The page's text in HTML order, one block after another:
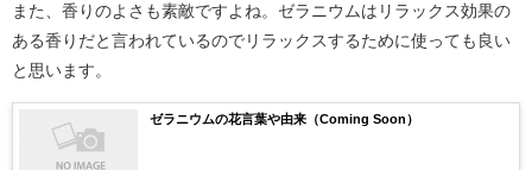
また、香りのよさも素敵ですよね。ゼラニウムはリラックス効果の
ある香りだと言われているのでリラックスするために使っても良い
と思います。
ゼラニウムの花言葉や由来（Coming Soon）